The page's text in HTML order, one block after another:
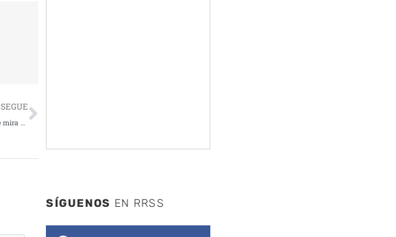
SEGUE
Los movimientos animalistas en el punto de mira de los ciberdelincuentes
Siguiente
SÍGUENOS EN RRSS